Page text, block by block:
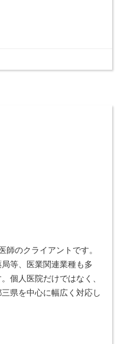
師のクライアントです。
等、医業関連業種も多
個人医院だけではなく、
県を中心に幅広く対応し